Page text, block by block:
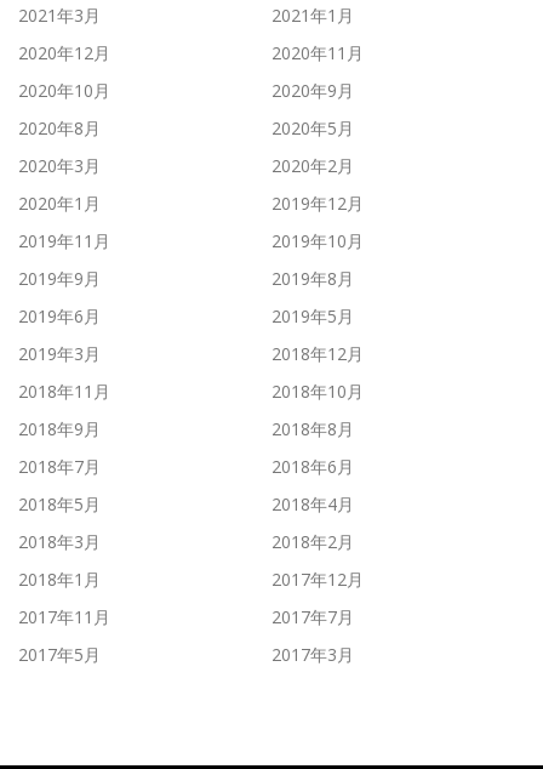
2021年3月
2021年1月
2020年12月
2020年11月
2020年10月
2020年9月
2020年8月
2020年5月
2020年3月
2020年2月
2020年1月
2019年12月
2019年11月
2019年10月
2019年9月
2019年8月
2019年6月
2019年5月
2019年3月
2018年12月
2018年11月
2018年10月
2018年9月
2018年8月
2018年7月
2018年6月
2018年5月
2018年4月
2018年3月
2018年2月
2018年1月
2017年12月
2017年11月
2017年7月
2017年5月
2017年3月